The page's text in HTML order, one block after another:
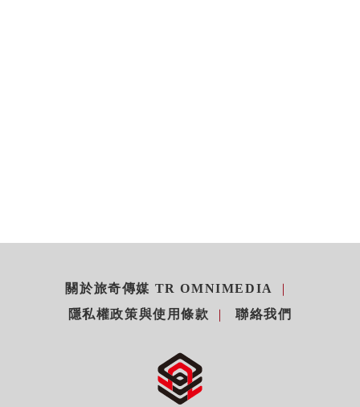
關於旅奇傳媒 TR OMNIMEDIA
隱私權政策與使用條款
聯絡我們